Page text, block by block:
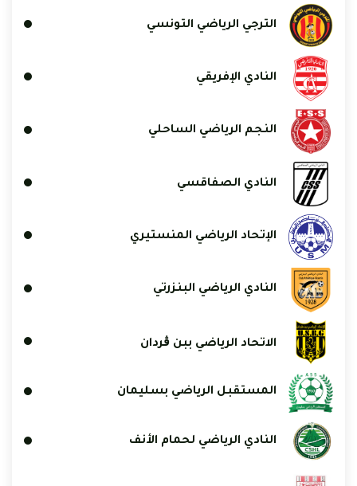
الترجي الرياضي التونسي
النادي الإفريقي
النجم الرياضي الساحلي
النادي الصفاقسي
الإتحاد الرياضي المنستيري
النادي الرياضي البنزرتي
الاتحاد الرياضي ببن ڨردان
المستقبل الرياضي بسليمان
النادي الرياضي لحمام الأنف